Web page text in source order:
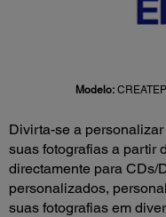
Modelo:
Divirta-se a
suas fotografias a partir
directamente para CDs/
personalizados,
suas fotografias em